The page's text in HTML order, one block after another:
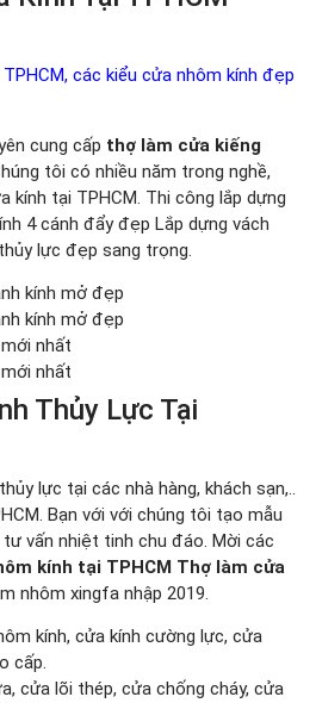
các kiểu cửa nhôm kính đẹp
cung cấp thợ làm cửa kiếng
tôi có nhiều năm trong nghề,
kính tại TPHCM. Thi công lắp dựng
4 cánh đẩy đẹp Lắp dựng vách
lực đẹp sang trọng.
kính mở đẹp
kính mở đẹp
nhất
nhất
Thủy Lực Tại
lực tại các nhà hàng, khách sạn,..
Bạn với với chúng tôi tạo mẫu
vấn nhiệt tinh chu đáo. Mời các
kính tại TPHCM Thợ làm cửa
nhôm xingfa nhập 2019.
kính, cửa kính cường lực, cửa
cấp.
cửa lõi thép, cửa chống cháy, cửa